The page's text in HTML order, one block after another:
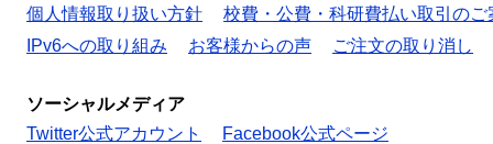
個人情報取り扱い方針
校費・公費・科研費払い取引のご
IPv6への取り組み
お客様からの声 ご注文の取り消し
ソーシャルメディア
Twitter公式アカウント
Facebook公式ページ